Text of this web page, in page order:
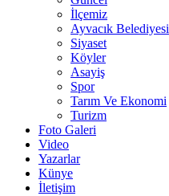
İlçemiz
Ayvacık Belediyesi
Siyaset
Köyler
Asayiş
Spor
Tarım Ve Ekonomi
Turizm
Foto Galeri
Video
Yazarlar
Künye
İletişim